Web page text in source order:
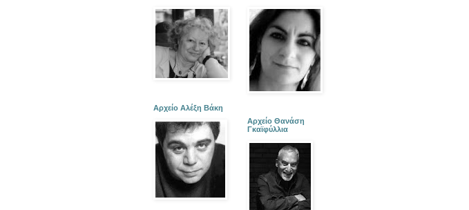
Αρχείο Αλέξη Βάκη
Αρχείο Θανάση
Γκαϊφύλλια